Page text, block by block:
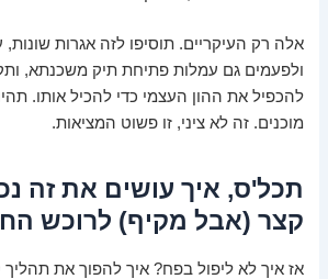
אלה רק העיקריים. תוסיפו לזה אגרות שונות,
ולפעמים גם עמלות פתיחת תיק משכנתא,
להכפיל את ההון העצמי כדי להכיל אותו.
מוכנים. זה לא ציני, זו פשוט המציאות.
תכל'ס, איך עושים את זה
קצר (אבל מקיף) לרוכש
אז איך לא ליפול בפח? איך להפוך את תהליך